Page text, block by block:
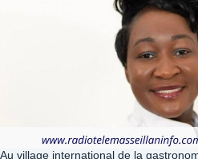
Au village international de la